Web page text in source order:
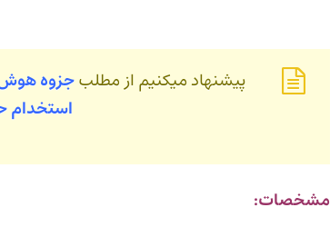
پیشنهاد میکنیم از مطلبجزوه
استخدام
مشخصات: